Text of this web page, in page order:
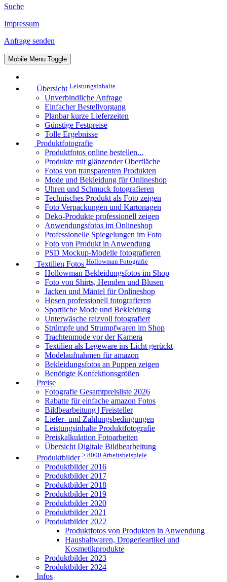
Suche
Impressum
Anfrage senden
Mobile Menu Toggle
Übersicht Leistungsinhalte
Unverbindliche Anfrage
Einfacher Bestellvorgang
Planbar kurze Lieferzeiten
Günstige Festpreise
Tolle Ergebnisse
Produktfotografie
Produktfotos online bestellen...
Produkte mit glänzender Oberfläche
Fotos von transparenten Produkten
Mode und Bekleidung für Onlineshop
Uhren und Schmuck fotografieren
Technisches Produkt als Foto zeigen
Foto Verpackungen und Kartonagen
Deko-Produkte professionell zeigen
Anwendungsfotos im Onlineshop
Professionelle Spiegelungen im Foto
Foto von Produkt in Anwendung
PSD Mockup-Modelle fotografieren
Textilien Fotos Hollowman Fotografie
Hollowman Bekleidungsfotos im Shop
Foto von Shirts, Hemden und Blusen
Jacken und Mäntel für Onlineshop
Hosen professionell fotografieren
Sportliche Mode und Bekleidung
Unterwäsche reizvoll fotografiert
Strümpfe und Strumpfwaren im Shop
Trachtenmode vor der Kamera
Textilien als Legeware ins Licht gerückt
Modelaufnahmen für amazon
Bekleidungsfotos an Puppen zeigen
Benötigte Konfektionsgrößen
Preise
Fotografie Gesamtpreisliste 2026
Rabatte für einfache amazon Fotos
Bildbearbeitung | Freisteller
Liefer- und Zahlungsbedingungen
Leistungsinhalte Produktfotografie
Preiskalkulation Fotoarbeiten
Übersicht Digitale Bildbearbeitung
Produktbilder > 8000 Arbeitsbeispiele
Produktbilder 2016
Produktbilder 2017
Produktbilder 2018
Produktbilder 2019
Produktbilder 2020
Produktbilder 2021
Produktbilder 2022
Produktfotos von Produkten in Anwendung
Haushaltwaren, Drogerieartikel und
Kosmetikprodukte
Produktbilder 2023
Produktbilder 2024
Infos